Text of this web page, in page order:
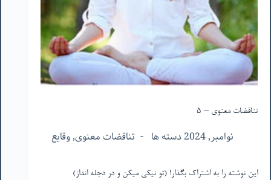
تناقضات معنوی – ۵
نوامبر, 2024 دسته ها تناقضات معنوی,وقایع
این نوشته را به اشتراک بگذار! (تو نیکی میکن و در دجله انداز)